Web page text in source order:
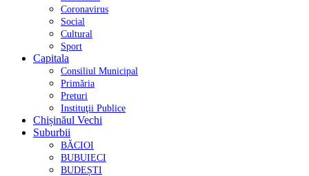
Coronavirus
Social
Cultural
Sport
Capitala
Consiliul Municipal
Primăria
Preturi
Instituţii Publice
Chișinăul Vechi
Suburbii
BĂCIOI
BUBUIECI
BUDEȘTI